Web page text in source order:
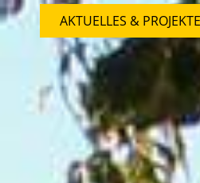
AKTUELLES &